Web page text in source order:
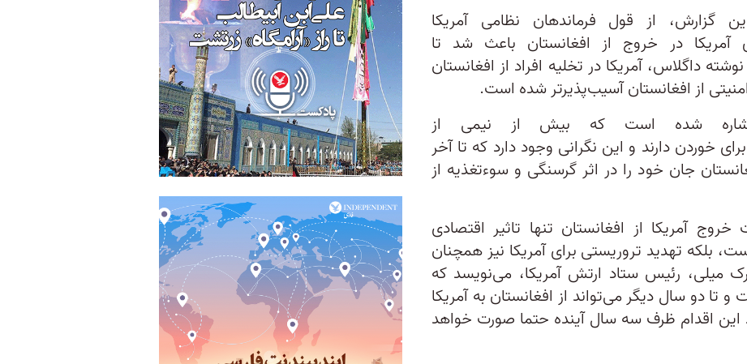
گزارش، از قول فرماندهان نظامی آمریکا
آمریکا در خروج از افغانستان باعث شد تا
داگلاس، آمریکا در تخلیه افراد از افغانستان
از افغانستان آسیب‌پذیرتر شده است.
شده است که بیش از نیمی از
خوردن دارند و این نگرانی وجود دارد که تا آخر
جان خود را در اثر گرسنگی و سوءتغذیه از
آمریکا از افغانستان تنها تاثیر اقتصادی
بلکه تهدید تروریستی برای آمریکا نیز همچنان
میلی، رئیس ستاد ارتش آمریکا، می‌نویسد که
تا دو سال دیگر می‌تواند از افغانستان به آمریکا
این اقدام ظرف سه سال آینده حتما صورت خواهد